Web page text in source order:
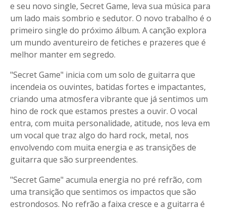
e seu novo single, Secret Game, leva sua música para
um lado mais sombrio e sedutor. O novo trabalho é o
primeiro single do próximo álbum. A canção explora
um mundo aventureiro de fetiches e prazeres que é
melhor manter em segredo.
"Secret Game" inicia com um solo de guitarra que
incendeia os ouvintes, batidas fortes e impactantes,
criando uma atmosfera vibrante que já sentimos um
hino de rock que estamos prestes a ouvir. O vocal
entra, com muita personalidade, atitude, nos leva em
um vocal que traz algo do hard rock, metal, nos
envolvendo com muita energia e as transições de
guitarra que são surpreendentes.
"Secret Game" acumula energia no pré refrão, com
uma transição que sentimos os impactos que são
estrondosos. No refrão a faixa cresce e a guitarra é